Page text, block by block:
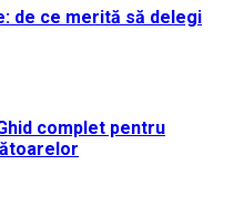
de ce merită să delegi
complet pentru